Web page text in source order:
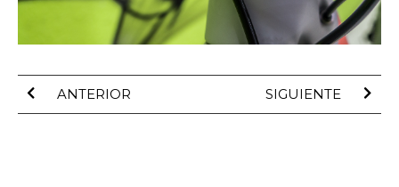
ANTERIOR SIGUIENTE